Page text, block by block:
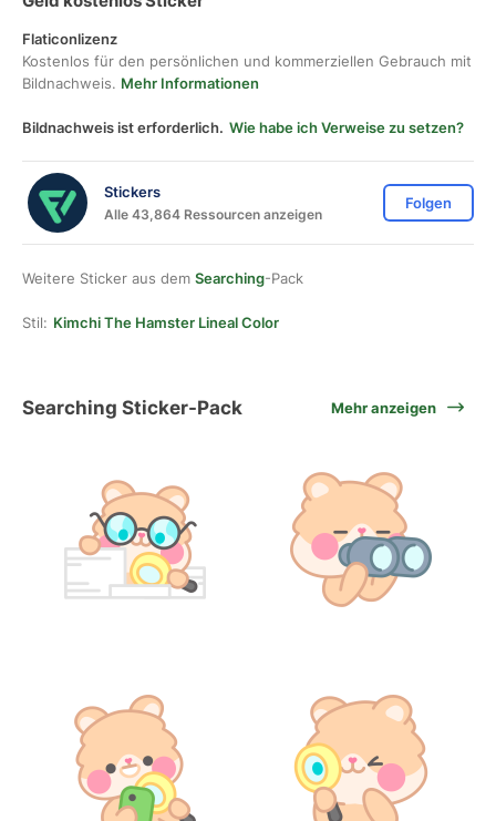
Flaticonlizenz
Kostenlos für den persönlichen und kommerziellen Gebrauch mit
Bildnachweis. Mehr Informationen
Bildnachweis ist erforderlich. Wie habe ich Verweise zu setzen?
Stickers
Alle 43,864 Ressourcen anzeigen
Folgen
Weitere Sticker aus dem Searching-Pack
Stil: Kimchi The Hamster Lineal Color
Searching Sticker-Pack Mehr anzeigen